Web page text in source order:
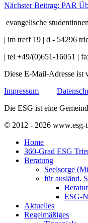
Nächster Beitrag: PAR
evangelische
| im treff 19 | d - 54296
| tel +49/(0)651-16051 |
Diese E-Mail-Adresse ist
Impressum
Die ESG ist eine
© 2012 - 2026 www.esg-
Home
360-Grad ESG
Beratung
Seelsorge
für ausländ.
ESG-
Aktuelles
Regelmäßiges